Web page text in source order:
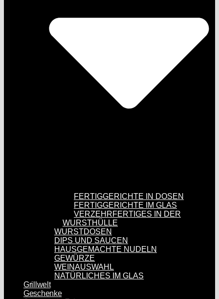
FERTIGGERICHTE IN DOSEN
FERTIGGERICHTE IM GLAS
VERZEHRFERTIGES IN DER
WURSTHÜLLE
WURSTDOSEN
DIPS UND SAUCEN
HAUSGEMACHTE NUDELN
GEWÜRZE
WEINAUSWAHL
NATÜRLICHES IM GLAS
Grillwelt
Geschenke